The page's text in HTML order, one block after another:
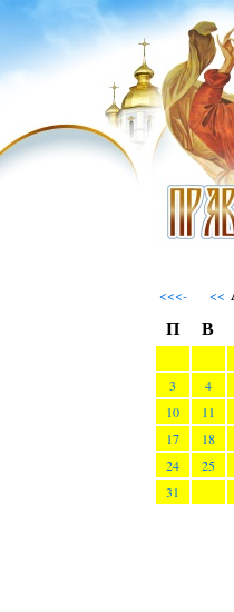
<<<- <<
П
В
3
4
10
11
17
18
24
25
31